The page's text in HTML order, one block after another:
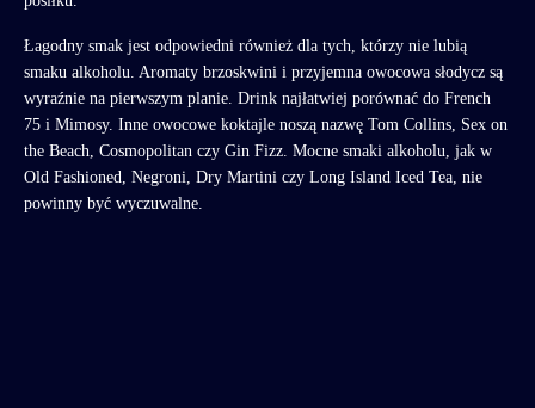
Łagodny smak jest odpowiedni również dla tych, którzy nie lubią
smaku alkoholu. Aromaty brzoskwini i przyjemna owocowa słodycz są
wyraźnie na pierwszym planie. Drink najłatwiej porównać do French
75 i Mimosy. Inne owocowe koktajle noszą nazwę Tom Collins, Sex on
the Beach, Cosmopolitan czy Gin Fizz. Mocne smaki alkoholu, jak w
Old Fashioned, Negroni, Dry Martini czy Long Island Iced Tea, nie
powinny być wyczuwalne.